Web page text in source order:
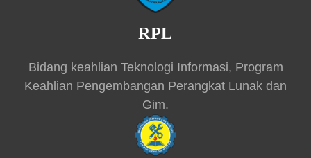
RPL
Bidang keahlian Teknologi Informasi, Program
Keahlian Pengembangan Perangkat Lunak dan
Gim.